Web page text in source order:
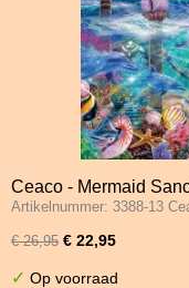
Ceaco - Mermaid
Artikelnummer: 3388-13
€ 26,95 € 22,95
✓ Op voorraad